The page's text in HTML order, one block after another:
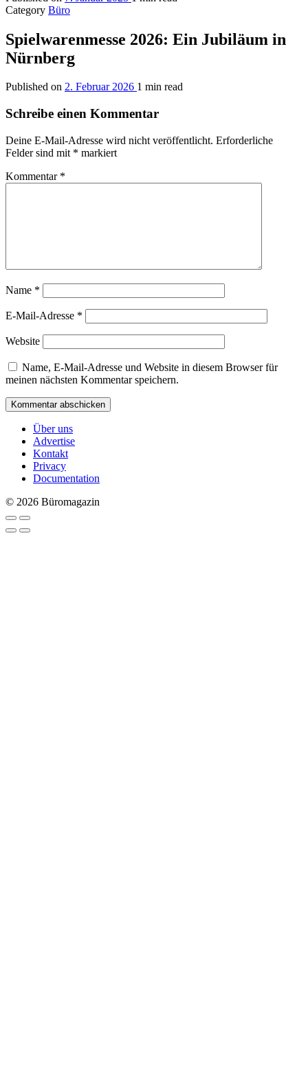
Category Büro
Spielwarenmesse 2026: Ein Jubiläum in
Nürnberg
Published on 2. Februar 2026 1 min read
Schreibe einen Kommentar
Deine E-Mail-Adresse wird nicht veröffentlicht. Erforderliche
Felder sind mit * markiert
Kommentar *
Name *
E-Mail-Adresse *
Website
Name, E-Mail-Adresse und Website in diesem Browser für
meinen nächsten Kommentar speichern.
Über uns
Advertise
Kontakt
Privacy
Documentation
© 2026 Büromagazin